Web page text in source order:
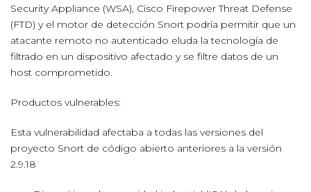
Security Appliance (WSA), Cisco Firepower Threat Defense
(FTD) y el motor de detección Snort podría permitir que un
atacante remoto no autenticado eluda la tecnología de
filtrado en un dispositivo afectado y se filtre datos de un
host comprometido.
Productos vulnerables:
Esta vulnerabilidad afectaba a todas las versiones del
proyecto Snort de código abierto anteriores a la versión
2.9.18